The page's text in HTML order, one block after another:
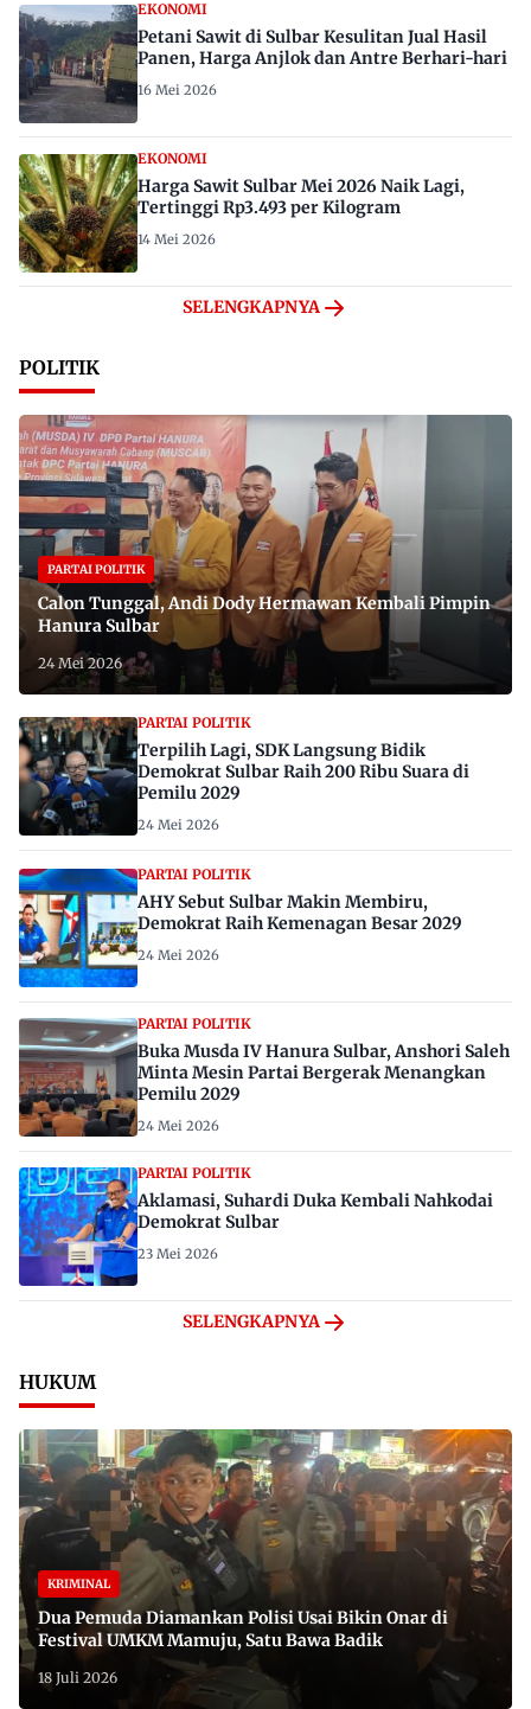
EKONOMI
Petani Sawit di Sulbar Kesulitan Jual Hasil
Panen, Harga Anjlok dan Antre Berhari-hari
16 Mei 2026
EKONOMI
Harga Sawit Sulbar Mei 2026 Naik Lagi,
Tertinggi Rp3.493 per Kilogram
14 Mei 2026
SELENGKAPNYA
POLITIK
PARTAI POLITIK
Calon Tunggal, Andi Dody Hermawan Kembali Pimpin
Hanura Sulbar
24 Mei 2026
PARTAI POLITIK
Terpilih Lagi, SDK Langsung Bidik
Demokrat Sulbar Raih 200 Ribu Suara di
Pemilu 2029
24 Mei 2026
PARTAI POLITIK
AHY Sebut Sulbar Makin Membiru,
Demokrat Raih Kemenagan Besar 2029
24 Mei 2026
PARTAI POLITIK
Buka Musda IV Hanura Sulbar, Anshori Saleh
Minta Mesin Partai Bergerak Menangkan
Pemilu 2029
24 Mei 2026
PARTAI POLITIK
Aklamasi, Suhardi Duka Kembali Nahkodai
Demokrat Sulbar
23 Mei 2026
SELENGKAPNYA
HUKUM
KRIMINAL
Dua Pemuda Diamankan Polisi Usai Bikin Onar di
Festival UMKM Mamuju, Satu Bawa Badik
18 Juli 2026